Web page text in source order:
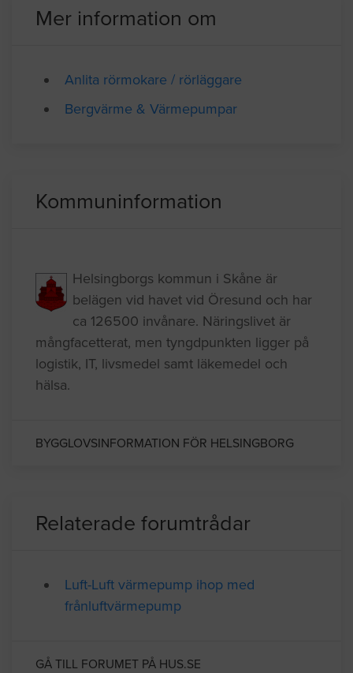
Mer information om
Anlita rörmokare / rörläggare
Bergvärme & Värmepumpar
Kommuninformation
Helsingborgs kommun i Skåne är
belägen vid havet vid Öresund och har
ca 126500 invånare. Näringslivet är
mångfacetterat, men tyngdpunkten ligger på
logistik, IT, livsmedel samt läkemedel och
hälsa.
BYGGLOVSINFORMATION FÖR HELSINGBORG
Relaterade forumtrådar
Luft-Luft värmepump ihop med
frånluftvärmepump
GÅ TILL FORUMET PÅ HUS.SE